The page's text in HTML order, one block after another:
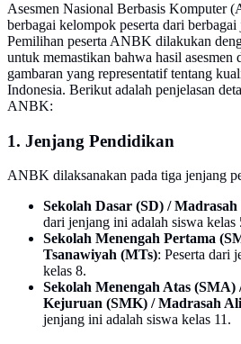
Asesmen Nasional Berbasis Komputer
berbagai kelompok peserta dari
Pemilihan peserta ANBK dilakukan
untuk memastikan bahwa hasil asesmen
gambaran yang representatif tentang
Indonesia. Berikut adalah penjelasan
ANBK:
1. Jenjang Pendidikan
ANBK dilaksanakan pada tiga jenjang
Sekolah Dasar (SD) /
dari jenjang ini adalah siswa kelas
Sekolah Menengah Pertama
Tsanawiyah (MTs): Peserta dari
kelas 8.
Sekolah Menengah Atas (SMA)
Kejuruan (SMK) / Madrasah
jenjang ini adalah siswa kelas 11.